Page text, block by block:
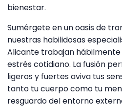
bienestar.
Sumérgete en un oasis de
nuestras habilidosas
Alicante trabajan
estrés cotidiano. La fusión
ligeros y fuertes aviva tus
tanto tu cuerpo como tu
resguardo del entorno